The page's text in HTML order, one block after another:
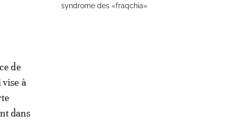
de
à
dans
syndrome des «fraqchia»